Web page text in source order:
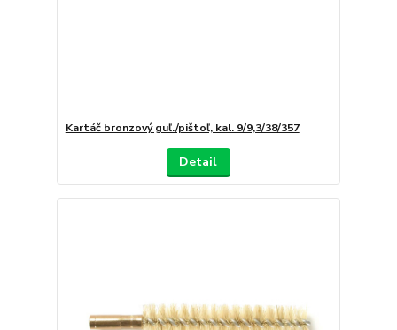
Kartáč bronzový guľ./pištoľ, kal. 9/9,3/38/357
Detail